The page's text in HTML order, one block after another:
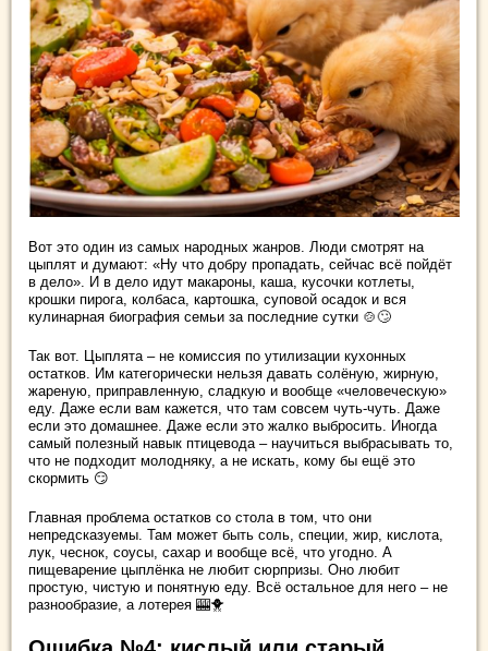
Вот это один из самых народных жанров. Люди смотрят на
цыплят и думают: «Ну что добру пропадать, сейчас всё пойдёт
в дело». И в дело идут макароны, каша, кусочки котлеты,
крошки пирога, колбаса, картошка, суповой осадок и вся
кулинарная биография семьи за последние сутки 🍲🙄
Так вот. Цыплята – не комиссия по утилизации кухонных
остатков. Им категорически нельзя давать солёную, жирную,
жареную, приправленную, сладкую и вообще «человеческую»
еду. Даже если вам кажется, что там совсем чуть-чуть. Даже
если это домашнее. Даже если это жалко выбросить. Иногда
самый полезный навык птицевода – научиться выбрасывать то,
что не подходит молодняку, а не искать, кому бы ещё это
скормить 😏
Главная проблема остатков со стола в том, что они
непредсказуемы. Там может быть соль, специи, жир, кислота,
лук, чеснок, соусы, сахар и вообще всё, что угодно. А
пищеварение цыплёнка не любит сюрпризы. Оно любит
простую, чистую и понятную еду. Всё остальное для него – не
разнообразие, а лотерея 🎰🐥